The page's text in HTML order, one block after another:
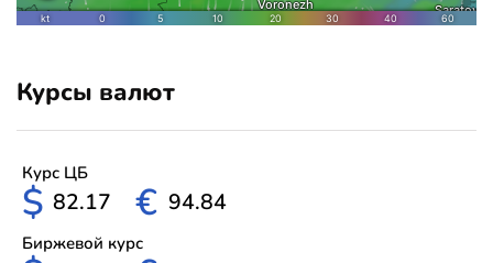
Курсы валют
Курс ЦБ
$ 82.17 € 94.84
Биржевой курс